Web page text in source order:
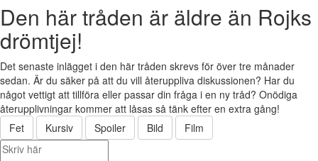
Den här tråden är äldre än Rojks
drömtjej!
Det senaste inlägget i den här tråden skrevs för över tre månader
sedan. Är du säker på att du vill återuppliva diskussionen? Har du
något vettigt att tillföra eller passar din fråga i en ny tråd? Onödiga
återupplivningar kommer att låsas så tänk efter en extra gång!
Fet
Kursiv Spoiler Bild Film